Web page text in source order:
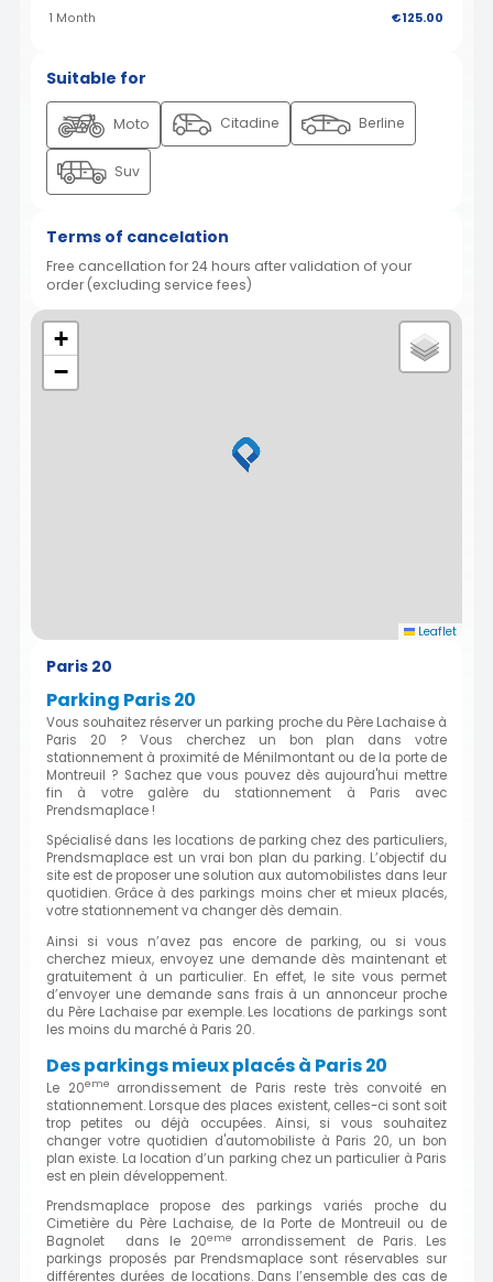
1 Month €125.00
Suitable for
Moto Citadine Berline
Suv
Terms of cancelation
Free cancellation for 24 hours after validation of your
order (excluding service fees)
+
−
Leaflet
Paris 20
Parking Paris 20
Vous souhaitez réserver un parking proche du Père Lachaise à
Paris 20 ? Vous cherchez un bon plan dans votre
stationnement à proximité de Ménilmontant ou de la porte de
Montreuil ? Sachez que vous pouvez dès aujourd'hui mettre
fin à votre galère du stationnement à Paris avec
Prendsmaplace !
Spécialisé dans les locations de parking chez des particuliers,
Prendsmaplace est un vrai bon plan du parking. L’objectif du
site est de proposer une solution aux automobilistes dans leur
quotidien. Grâce à des parkings moins cher et mieux placés,
votre stationnement va changer dès demain.
Ainsi si vous n’avez pas encore de parking, ou si vous
cherchez mieux, envoyez une demande dès maintenant et
gratuitement à un particulier. En effet, le site vous permet
d’envoyer une demande sans frais à un annonceur proche
du Père Lachaise par exemple. Les locations de parkings sont
les moins du marché à Paris 20.
Des parkings mieux placés à Paris 20
Le 20eme arrondissement de Paris reste très convoité en
stationnement. Lorsque des places existent, celles-ci sont soit
trop petites ou déjà occupées. Ainsi, si vous souhaitez
changer votre quotidien d'automobiliste à Paris 20, un bon
plan existe. La location d’un parking chez un particulier à Paris
est en plein développement.
Prendsmaplace propose des parkings variés proche du
Cimetière du Père Lachaise, de la Porte de Montreuil ou de
Bagnolet dans le 20eme arrondissement de Paris. Les
parkings proposés par Prendsmaplace sont réservables sur
différentes durées de locations. Dans l’ensemble des cas de